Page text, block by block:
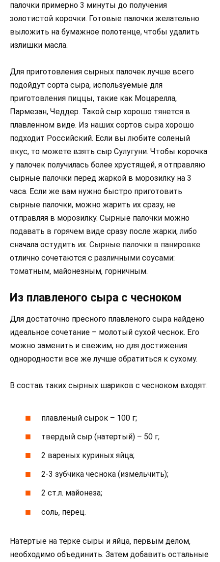
палочки примерно 3 минуты до получения
золотистой корочки. Готовые палочки желательно
выложить на бумажное полотенце, чтобы удалить
излишки масла.
Для приготовления сырных палочек лучше всего
подойдут сорта сыра, используемые для
приготовления пиццы, такие как Моцарелла,
Пармезан, Чеддер. Такой сыр хорошо тянется в
плавленном виде. Из наших сортов сыра хорошо
подходит Российский. Если вы любите соленый
вкус, то можете взять сыр Сулугуни. Чтобы корочка
у палочек получилась более хрустящей, я отправляю
сырные палочки перед жаркой в морозилку на 3
часа. Если же вам нужно быстро приготовить
сырные палочки, можно жарить их сразу, не
отправляя в морозилку. Сырные палочки можно
подавать в горячем виде сразу после жарки, либо
сначала остудить их. Сырные палочки в панировке
отлично сочетаются с различными соусами:
томатным, майонезным, горничным.
Из плавленого сыра с чесноком
Для достаточно пресного плавленого сыра найдено
идеальное сочетание – молотый сухой чеснок. Его
можно заменить и свежим, но для достижения
однородности все же лучше обратиться к сухому.
В состав таких сырных шариков с чесноком входят:
плавленый сырок – 100 г;
твердый сыр (натертый) – 50 г;
2 вареных куриных яйца;
2-3 зубчика чеснока (измельчить);
2 ст.л. майонеза;
соль, перец.
Натертые на терке сыры и яйца, первым делом,
необходимо объединить. Затем добавить остальные